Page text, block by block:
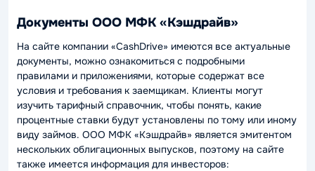
Документы ООО МФК «Кэшдрайв»
На сайте компании «CashDrive» имеются все актуальные
документы, можно ознакомиться с подробными
правилами и приложениями, которые содержат все
условия и требования к заемщикам. Клиенты могут
изучить тарифный справочник, чтобы понять, какие
процентные ставки будут установлены по тому или иному
виду займов. ООО МФК «Кэшдрайв» является эмитентом
нескольких облигационных выпусков, поэтому на сайте
также имеется информация для инвесторов: